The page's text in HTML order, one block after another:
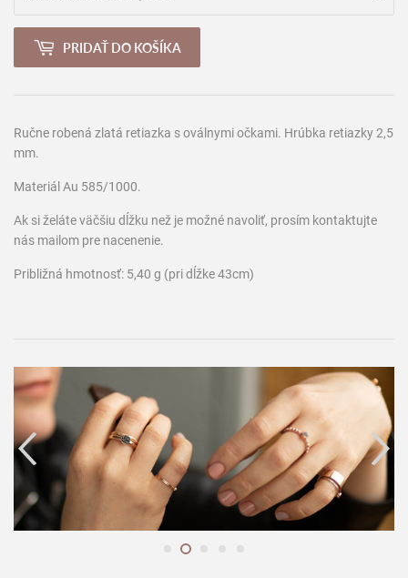
PRIDAŤ DO KOŠÍKA
Ručne robená zlatá retiazka s oválnymi očkami. Hrúbka retiazky 2,5
mm.
Materiál Au 585/1000.
Ak si želáte väčšiu dĺžku než je možné navoliť, prosím kontaktujte
nás mailom pre nacenenie.
Približná hmotnosť: 5,40 g (pri dĺžke 43cm)